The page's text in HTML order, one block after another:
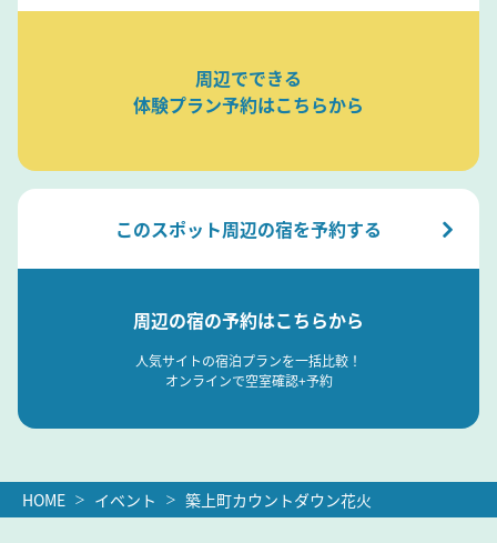
周辺でできる
体験プラン予約はこちらから
このスポット周辺の宿を予約する
周辺の宿の予約はこちらから
人気サイトの宿泊プランを一括比較！
オンラインで空室確認+予約
HOME イベント 築上町カウントダウン花火